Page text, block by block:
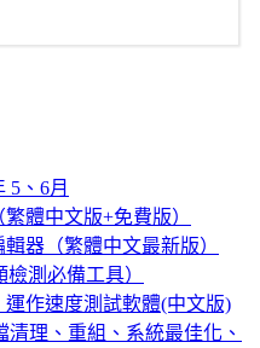
5、6月
體中文版+免費版）
器（繁體中文最新版）
測必備工具）
運作速度測試軟體(中文版)
清理、重組、系統最佳化、